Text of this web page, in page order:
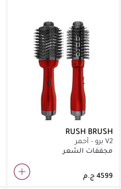
RUSH BRUSH
V2 برو - أحمر
مجففات الشعر